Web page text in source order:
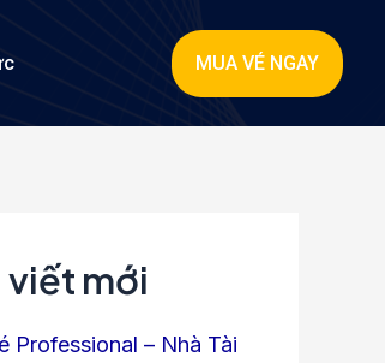
MUA VÉ NGAY
viết mới
Professional – Nhà Tài